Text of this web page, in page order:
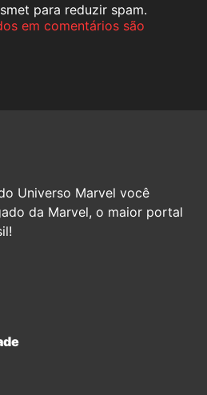
para reduzir spam.
em comentários são
Universo Marvel você
da Marvel, o maior portal